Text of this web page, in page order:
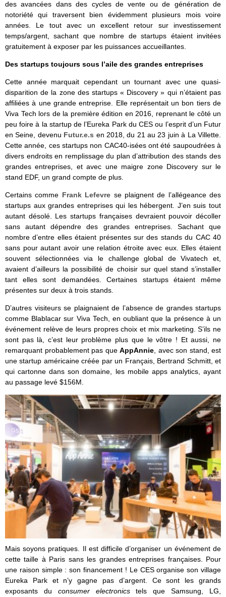
des avancées dans des cycles de vente ou de génération de
notoriété qui traversent bien évidemment plusieurs mois voire
années. Le tout avec un excellent retour sur investissement
temps/argent, sachant que nombre de startups étaient invitées
gratuitement à exposer par les puissances accueillantes.
Des startups toujours sous l’aile des grandes entreprises
Cette année marquait cependant un tournant avec une quasi-
disparition de la zone des startups « Discovery » qui n’étaient pas
affiliées à une grande entreprise. Elle représentait un bon tiers de
Viva Tech lors de la première édition en 2016, reprenant le côté un
peu foire à la startup de l’Eureka Park du CES ou l’esprit d’un Futur
en Seine, devenu Futur.e.s en 2018, du 21 au 23 juin à La Villette.
Cette année, ces startups non CAC40-isées ont été saupoudrées à
divers endroits en remplissage du plan d’attribution des stands des
grandes entreprises, et avec une maigre zone Discovery sur le
stand EDF, un grand compte de plus.
Certains comme Frank Lefevre se plaignent de l’allégeance des
startups aux grandes entreprises qui les hébergent. J’en suis tout
autant désolé. Les startups françaises devraient pouvoir décoller
sans autant dépendre des grandes entreprises. Sachant que
nombre d’entre elles étaient présentes sur des stands du CAC 40
sans pour autant avoir une relation étroite avec eux. Elles étaient
souvent sélectionnées via le challenge global de Vivatech et,
avaient d’ailleurs la possibilité de choisir sur quel stand s’installer
tant elles sont demandées. Certaines startups étaient même
présentes sur deux à trois stands.
D’autres visiteurs se plaignaient de l’absence de grandes startups
comme Blablacar sur Viva Tech, en oubliant que la présence à un
événement relève de leurs propres choix et mix marketing. S’ils ne
sont pas là, c’est leur problème plus que le vôtre ! Et aussi, ne
remarquant probablement pas que AppAnnie , avec son stand, est
une startup américaine créée par un Français, Bertrand Schmitt, et
qui cartonne dans son domaine, les mobile apps analytics, ayant
au passage levé $156M.
Mais soyons pratiques. Il est difficile d’organiser un événement de
cette taille à Paris sans les grandes entreprises françaises. Pour
une raison simple : son financement ! Le CES organise son village
Eureka Park et n’y gagne pas d’argent. Ce sont les grands
exposants du consumer electronicstels que Samsung, LG,